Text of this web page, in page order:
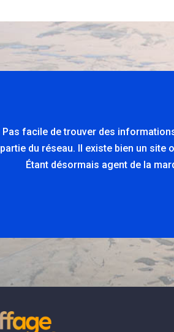
Pas facile de trouver des
partie du réseau. Il existe bien un
Étant désormais agent de la